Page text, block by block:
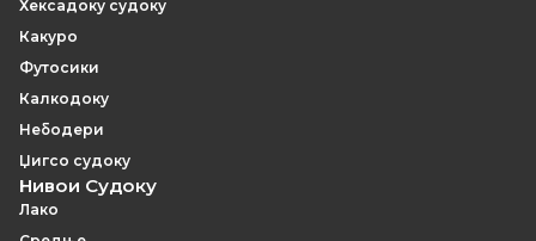
Хексадоку судоку
Какуро
Футосики
Калкодоку
Небодери
Џигсо судоку
Нивои Судоку
Лако